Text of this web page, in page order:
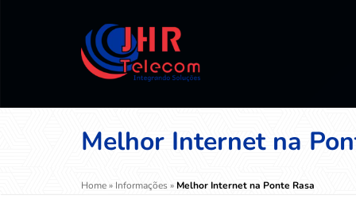
Melhor Internet na
Home» Informações » Melhor Internet na Ponte Rasa